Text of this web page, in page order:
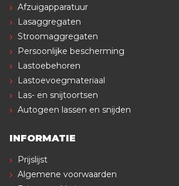
Afzuigapparatuur
Lasaggregaten
Stroomaggregaten
Persoonlijke bescherming
Lastoebehoren
Lastoevoegmateriaal
Las- en snijtoortsen
Autogeen lassen en snijden
INFORMATIE
Prijslijst
Algemene voorwaarden